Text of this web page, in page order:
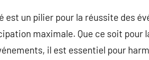
est un pilier pour la réussite des
maximale. Que ce soit pour
il est essentiel pour